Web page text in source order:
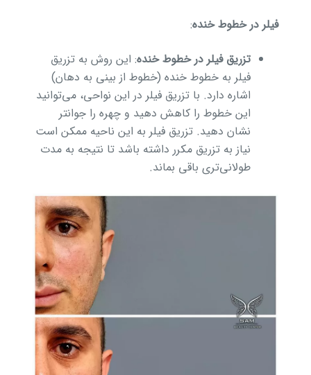
فیلر در خطوط خنده:
تزریق فیلر در خطوط خنده: این روش به تزریق
فیلر به خطوط خنده (خطوط از بینی به دهان)
اشاره دارد. با تزریق فیلر در این نواحی، می‌توانید
این خطوط را کاهش دهید و چهره را جوانتر
نشان دهید. تزریق فیلر به این ناحیه ممکن است
نیاز به تزریق مکرر داشته باشد تا نتیجه به مدت
طولانی‌تری باقی بماند.